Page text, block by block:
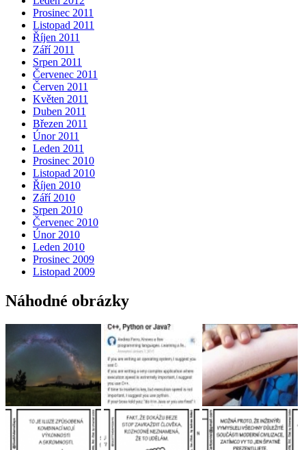
Prosinec 2011
Listopad 2011
Říjen 2011
Září 2011
Srpen 2011
Červenec 2011
Červen 2011
Květen 2011
Duben 2011
Březen 2011
Únor 2011
Leden 2011
Prosinec 2010
Listopad 2010
Říjen 2010
Září 2010
Srpen 2010
Červenec 2010
Únor 2010
Leden 2010
Prosinec 2009
Listopad 2009
Náhodné obrázky